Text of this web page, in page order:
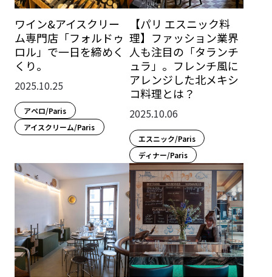
ワイン&アイスクリー
ム専門店「フォルドゥ
ロル」で一日を締めく
くり。
2025.10.25
アペロ/Paris
アイスクリーム/Paris
【パリ エスニック料
理】ファッション業界
人も注目の「タランチ
ュラ」。フレンチ風に
アレンジした北メキシ
コ料理とは？
2025.10.06
エスニック/Paris
ディナー/Paris